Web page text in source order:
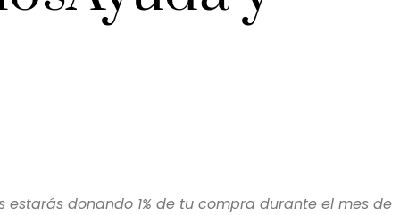
donando 1% de tu compra durante el mes de